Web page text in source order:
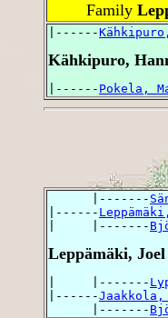
Family
|------
Kähkipuro,
|------ Pokela,
      |-------
|------
|     |-------
Leppämäki, Joel
|     |-------
|------Jaakkola,
      |-------